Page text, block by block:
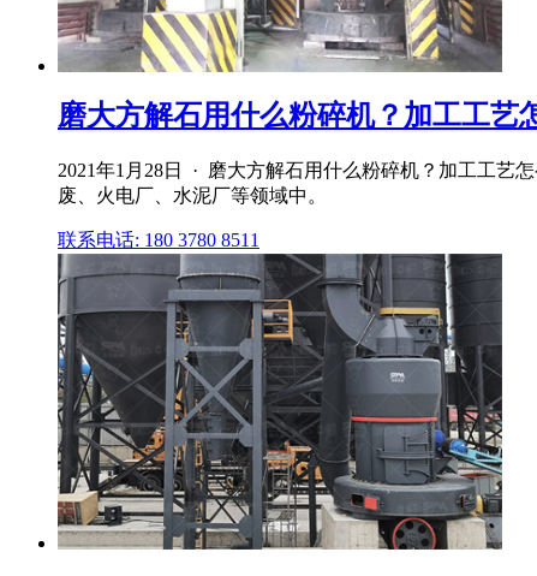
磨大方解石用什么粉碎机？加工工艺
2021年1月28日 · 磨大方解石用什么粉碎机？加工工艺
废、火电厂、水泥厂等领域中。
联系电话: 180 3780 8511